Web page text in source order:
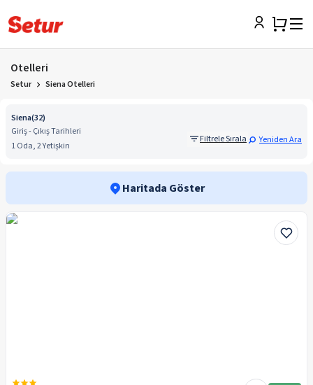
Otelleri
Setur Siena Otelleri
Siena(32)
Giriş - Çıkış Tarihleri
1 Oda, 2 Yetişkin
Filtrele Sırala Yeniden Ara
Haritada Göster